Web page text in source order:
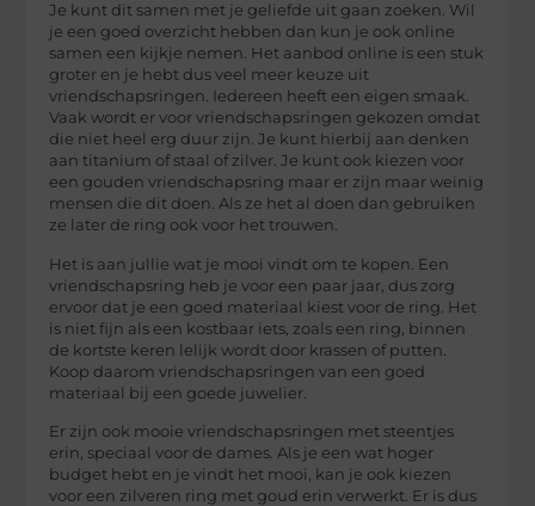
Je kunt dit samen met je geliefde uit gaan zoeken. Wil
je een goed overzicht hebben dan kun je ook online
samen een kijkje nemen. Het aanbod online is een stuk
groter en je hebt dus veel meer keuze uit
vriendschapsringen. Iedereen heeft een eigen smaak.
Vaak wordt er voor vriendschapsringen gekozen omdat
die niet heel erg duur zijn. Je kunt hierbij aan denken
aan titanium of staal of zilver. Je kunt ook kiezen voor
een gouden vriendschapsring maar er zijn maar weinig
mensen die dit doen. Als ze het al doen dan gebruiken
ze later de ring ook voor het trouwen.
Het is aan jullie wat je mooi vindt om te kopen. Een
vriendschapsring heb je voor een paar jaar, dus zorg
ervoor dat je een goed materiaal kiest voor de ring. Het
is niet fijn als een kostbaar iets, zoals een ring, binnen
de kortste keren lelijk wordt door krassen of putten.
Koop daarom vriendschapsringen van een goed
materiaal bij een goede juwelier.
Er zijn ook mooie vriendschapsringen met steentjes
erin, speciaal voor de dames. Als je een wat hoger
budget hebt en je vindt het mooi, kan je ook kiezen
voor een zilveren ring met goud erin verwerkt. Er is dus